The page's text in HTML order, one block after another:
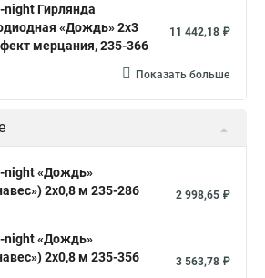
night Гирлянда
«Дождь» 2х3
мерцания, 235-366
11 442,18 ₽
Показать больше
night «Дождь»
2х0,8 м 235-286
2 998,65 ₽
night «Дождь»
2х0,8 м 235-356
3 563,78 ₽